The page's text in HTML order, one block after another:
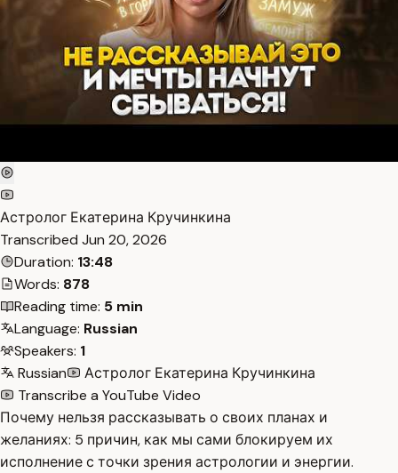
Астролог Екатерина Кручинкина
Transcribed Jun 20, 2026
Duration: 13:48
Words: 878
Reading time: 5 min
Language: Russian
Speakers: 1
Russian
Астролог Екатерина Кручинкина
Transcribe a YouTube Video
Почему нельзя рассказывать о своих планах и
желаниях: 5 причин, как мы сами блокируем их
исполнение с точки зрения астрологии и энергии.